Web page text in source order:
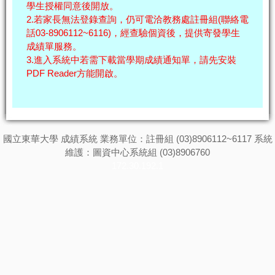
學生授權同意後開放。
2.若家長無法登錄查詢，仍可電洽教務處註冊組(聯絡電
話03-8906112~6116)，經查驗個資後，提供寄發學生
成績單服務。
3.進入系統中若需下載當學期成績通知單，請先安裝
PDF Reader方能開啟。
國立東華大學 成績系統 業務單位：註冊組 (03)8906112~6117 系統
維護：圖資中心系統組 (03)8906760